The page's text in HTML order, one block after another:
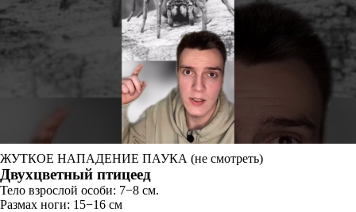
ЖУТКОЕ НАПАДЕНИЕ ПАУКА (не смотреть)
Двухцветный птицеед
Тело взрослой особи: 7−8 см.
Размах ноги: 15−16 см